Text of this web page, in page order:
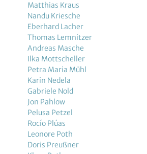
Matthias Kraus
Nandu Kriesche
Eberhard Lacher
Thomas Lemnitzer
Andreas Masche
Ilka Mottscheller
Petra Maria Mühl
Karin Nedela
Gabriele Nold
Jon Pahlow
Pelusa Petzel
Rocío Plúas
Leonore Poth
Doris Preußner